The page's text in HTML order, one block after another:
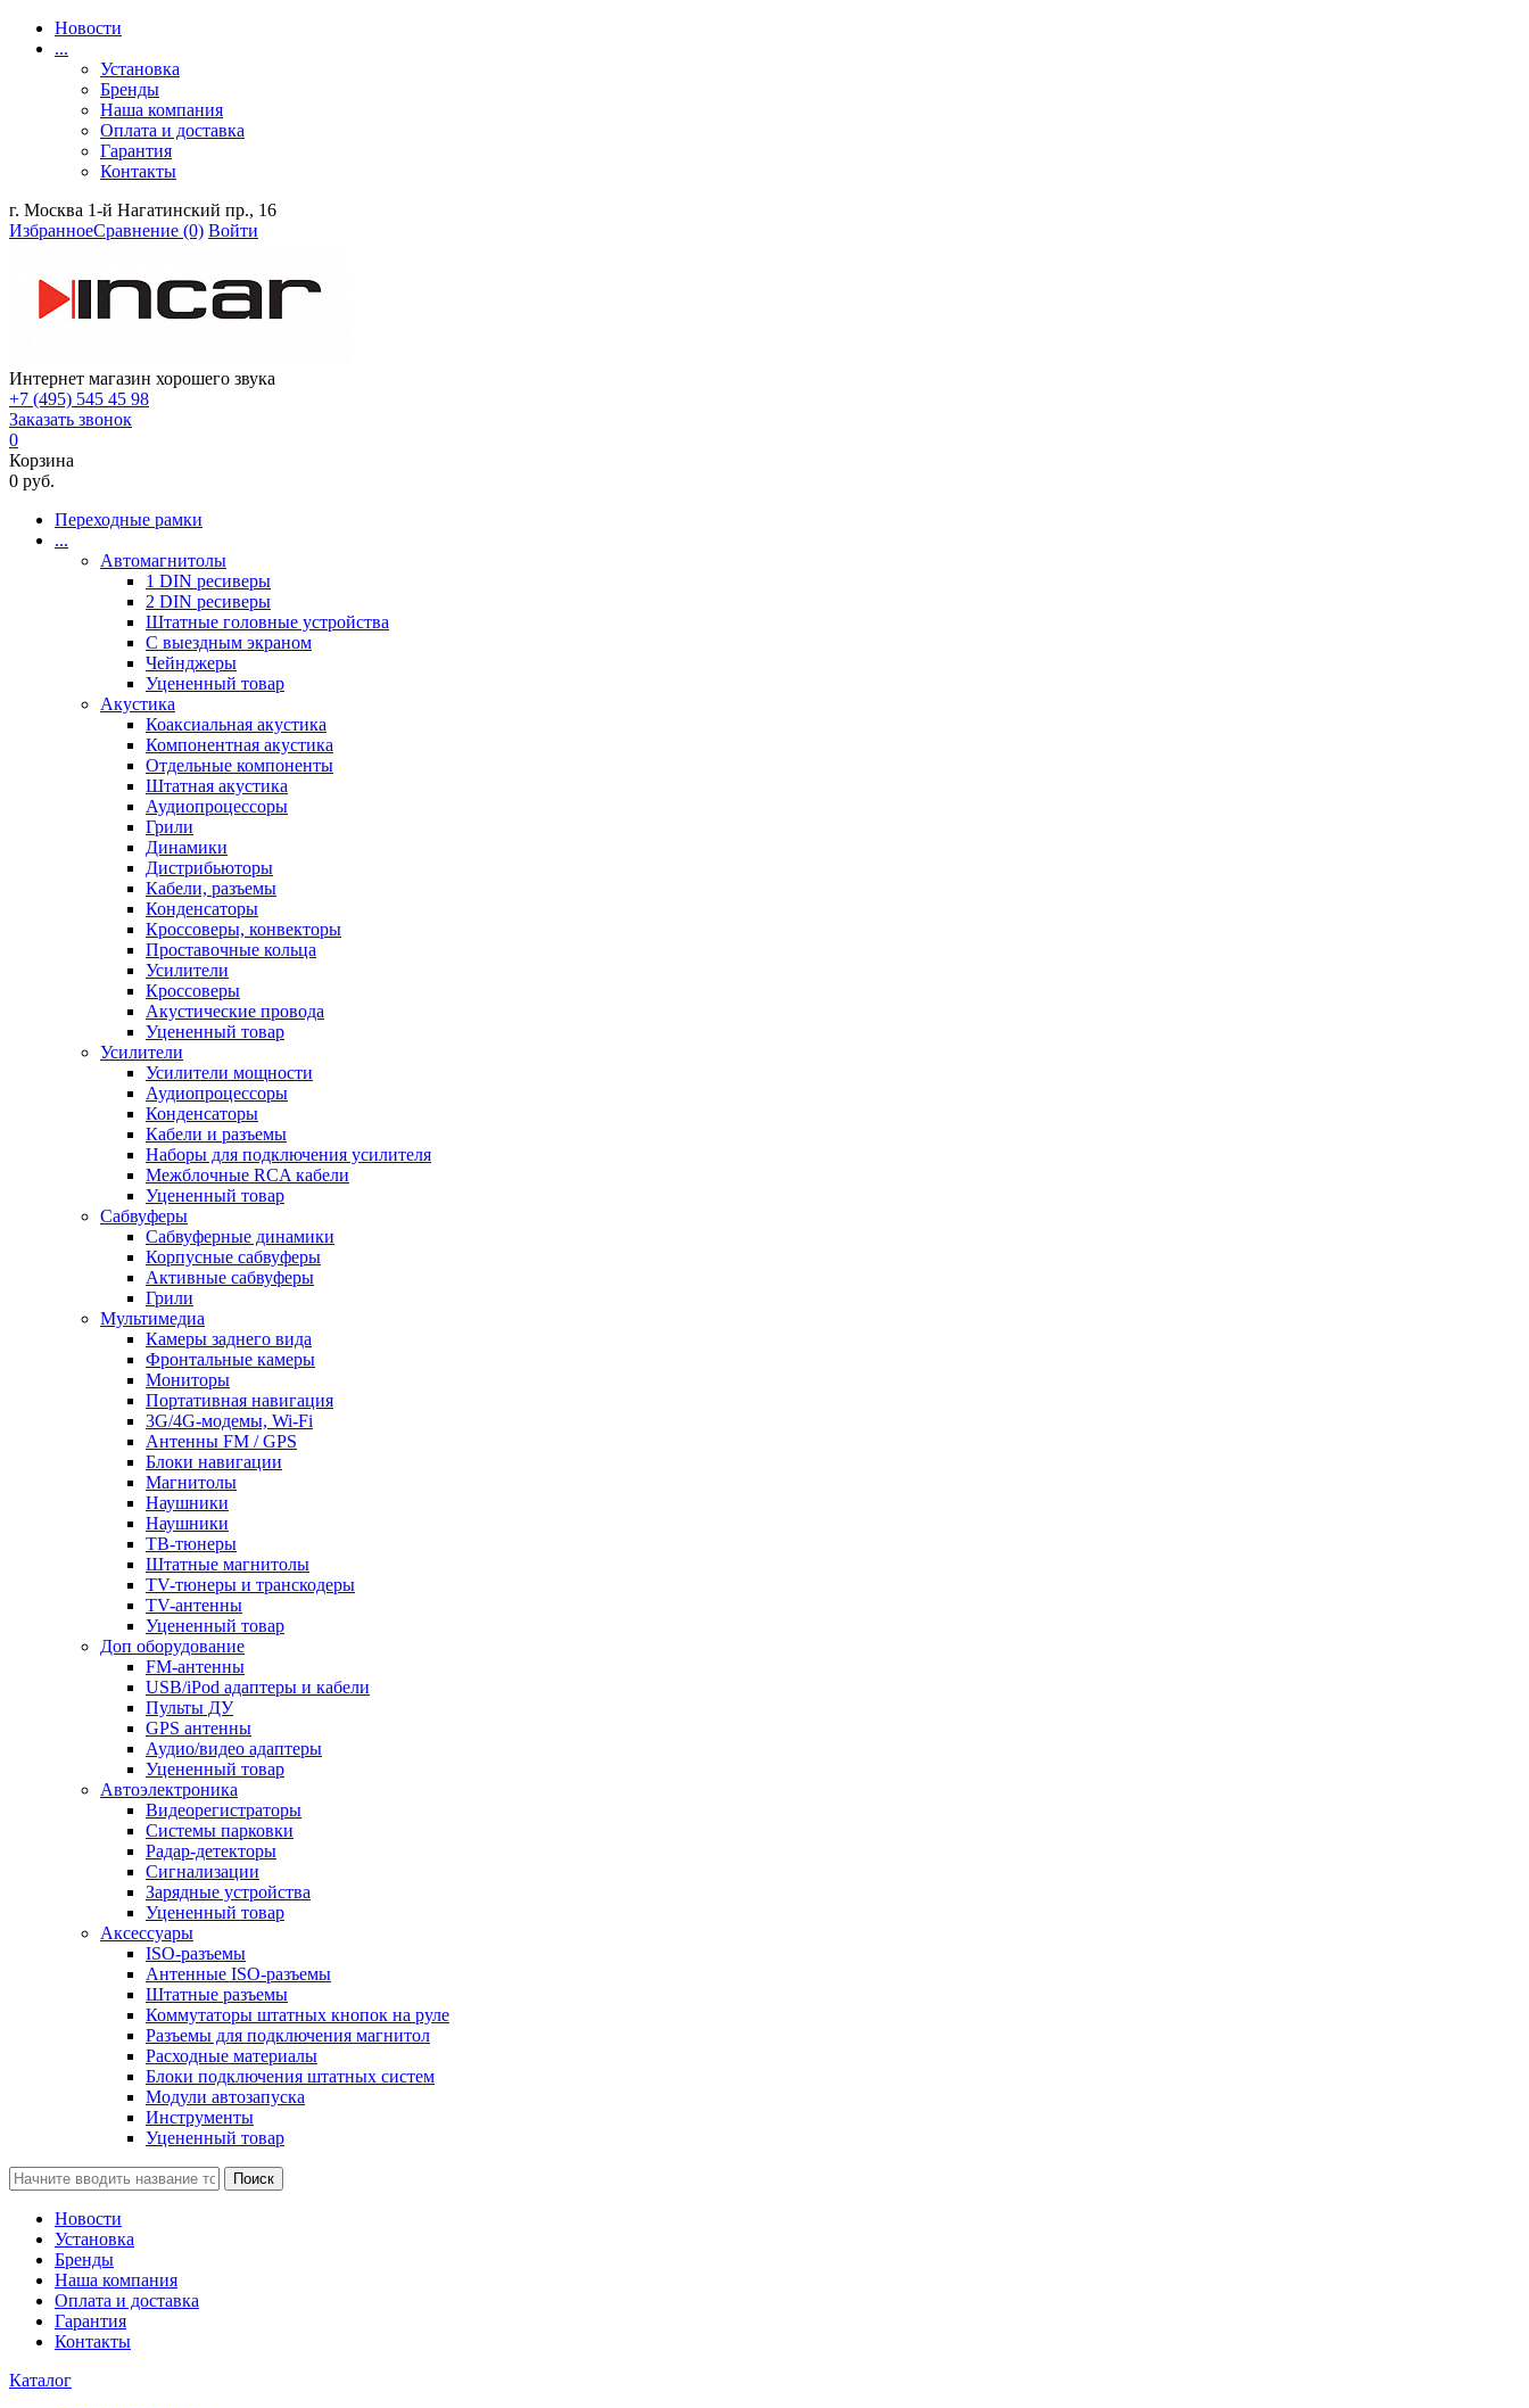
Новости
...
Установка
Бренды
Наша компания
Оплата и доставка
Гарантия
Контакты
г. Москва 1-й Нагатинский пр., 16
ИзбранноеСравнение (0) Войти
Интернет магазин хорошего звука
+7 (495) 545 45 98
Заказать звонок
0
Корзина
0 руб.
Переходные рамки
...
Автомагнитолы
1 DIN ресиверы
2 DIN ресиверы
Штатные головные устройства
С выездным экраном
Чейнджеры
Уцененный товар
Акустика
Коаксиальная акустика
Компонентная акустика
Отдельные компоненты
Штатная акустика
Аудиопроцессоры
Грили
Динамики
Дистрибьюторы
Кабели, разъемы
Конденсаторы
Кроссоверы, конвекторы
Проставочные кольца
Усилители
Кроссоверы
Акустические провода
Уцененный товар
Усилители
Усилители мощности
Аудиопроцессоры
Конденсаторы
Кабели и разъемы
Наборы для подключения усилителя
Межблочные RCA кабели
Уцененный товар
Сабвуферы
Сабвуферные динамики
Корпусные сабвуферы
Активные сабвуферы
Грили
Мультимедиа
Камеры заднего вида
Фронтальные камеры
Мониторы
Портативная навигация
3G/4G-модемы, Wi-Fi
Антенны FM / GPS
Блоки навигации
Магнитолы
Наушники
Наушники
ТВ-тюнеры
Штатные магнитолы
TV-тюнеры и транскодеры
TV-антенны
Уцененный товар
Доп оборудование
FM-антенны
USB/iPod адаптеры и кабели
Пульты ДУ
GPS антенны
Аудио/видео адаптеры
Уцененный товар
Автоэлектроника
Видеорегистраторы
Системы парковки
Радар-детекторы
Сигнализации
Зарядные устройства
Уцененный товар
Аксессуары
ISO-разъемы
Антенные ISO-разъемы
Штатные разъемы
Коммутаторы штатных кнопок на руле
Разъемы для подключения магнитол
Расходные материалы
Блоки подключения штатных систем
Модули автозапуска
Инструменты
Уцененный товар
Поиск
Новости
Установка
Бренды
Наша компания
Оплата и доставка
Гарантия
Контакты
Каталог